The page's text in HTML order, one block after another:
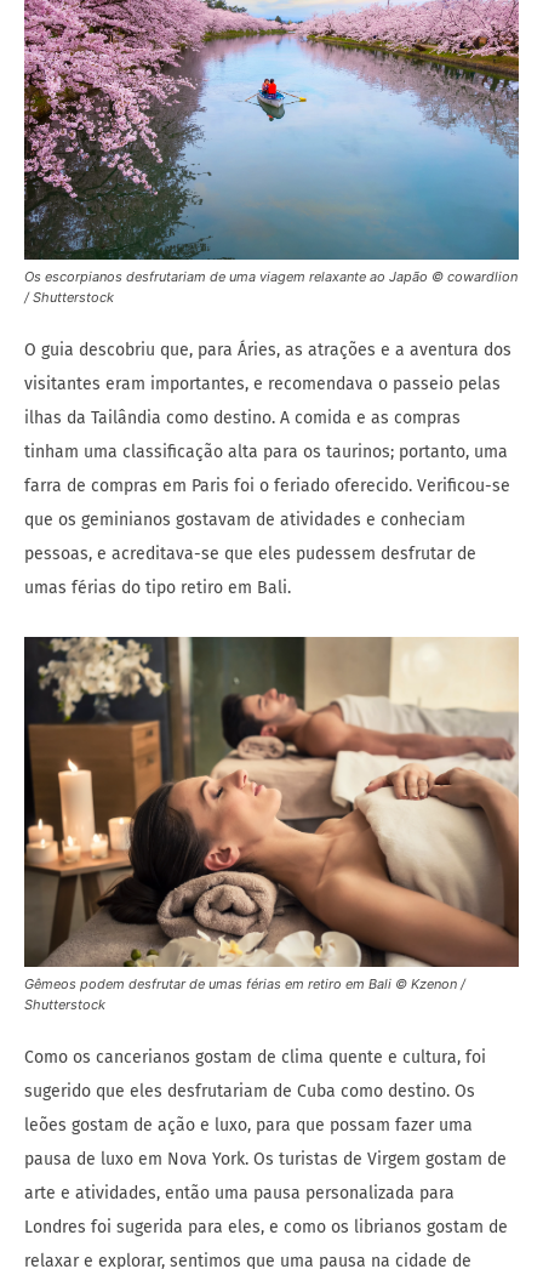
Os escorpianos desfrutariam de uma viagem relaxante ao Japão © cowardlion
/ Shutterstock
O guia descobriu que, para Áries, as atrações e a aventura dos
visitantes eram importantes, e recomendava o passeio pelas
ilhas da Tailândia como destino. A comida e as compras
tinham uma classificação alta para os taurinos; portanto, uma
farra de compras em Paris foi o feriado oferecido. Verificou-se
que os geminianos gostavam de atividades e conheciam
pessoas, e acreditava-se que eles pudessem desfrutar de
umas férias do tipo retiro em Bali.
Gêmeos podem desfrutar de umas férias em retiro em Bali © Kzenon /
Shutterstock
Como os cancerianos gostam de clima quente e cultura, foi
sugerido que eles desfrutariam de Cuba como destino. Os
leões gostam de ação e luxo, para que possam fazer uma
pausa de luxo em Nova York. Os turistas de Virgem gostam de
arte e atividades, então uma pausa personalizada para
Londres foi sugerida para eles, e como os librianos gostam de
relaxar e explorar, sentimos que uma pausa na cidade de